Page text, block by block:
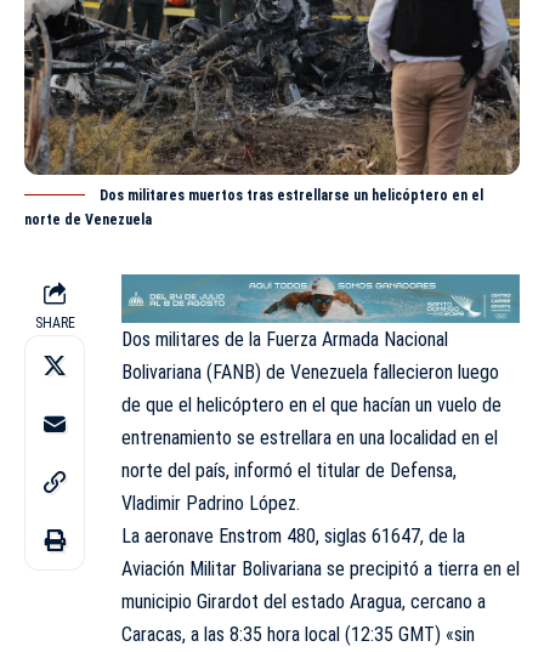
Dos militares muertos tras estrellarse un helicóptero en el
norte de Venezuela
SHARE
Dos militares de la Fuerza Armada Nacional
Bolivariana (FANB) de Venezuela fallecieron luego
de que el helicóptero en el que hacían un vuelo de
entrenamiento se estrellara en una localidad en el
norte del país, informó el titular de Defensa,
Vladimir Padrino López.
La aeronave Enstrom 480, siglas 61647, de la
Aviación Militar Bolivariana se precipitó a tierra en el
municipio Girardot del estado Aragua, cercano a
Caracas, a las 8:35 hora local (12:35 GMT) «sin